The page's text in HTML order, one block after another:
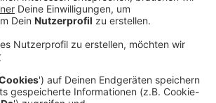
deiner Daten wichtig, deswegen